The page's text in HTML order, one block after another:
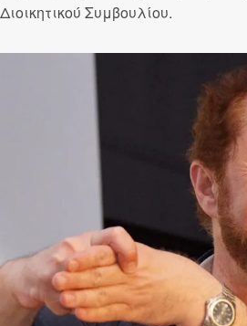
Διοικητικού Συμβουλίου.